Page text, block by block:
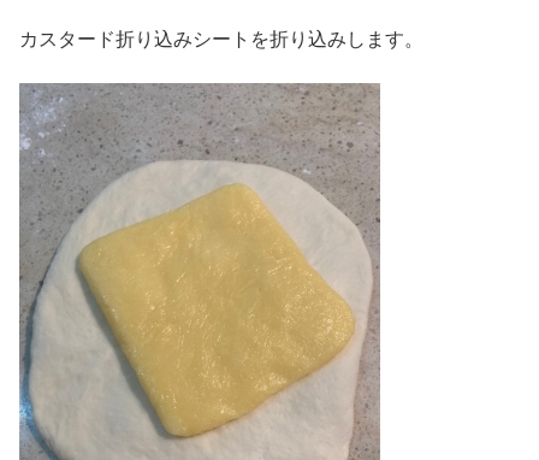
カスタード折り込みシートを折り込みします。